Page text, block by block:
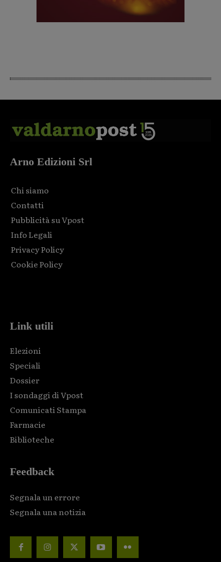
Arno Edizioni Srl
Chi siamo
Contatti
Pubblicità su Vpost
Info Legali
Privacy Policy
Cookie Policy
Link utili
Elezioni
Speciali
Dossier
I sondaggi di Vpost
Comunicati Stampa
Farmacie
Biblioteche
Feedback
Segnala un errore
Segnala una notizia